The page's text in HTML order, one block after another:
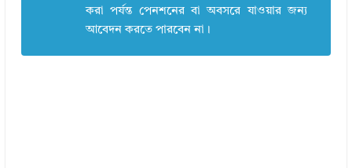
করা পর্যন্ত পেনশনের বা অবসরে যাওয়ার জন্য
আবেদন করতে পারবেন না।